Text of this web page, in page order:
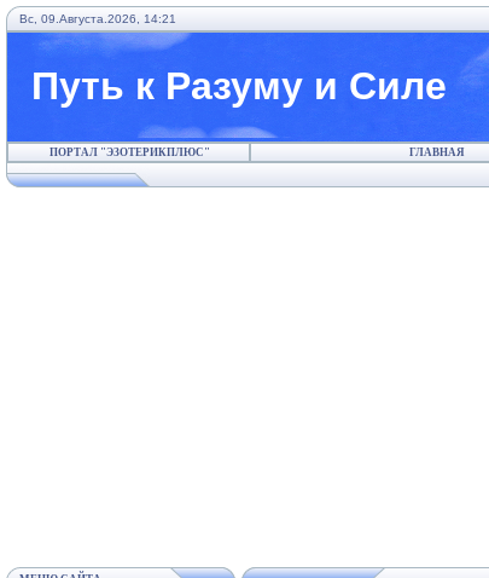
Вс, 09.Августа.2026, 14:21
Путь к Разуму и Силе
ПОРТАЛ "ЭЗОТЕРИКПЛЮС" ГЛАВНАЯ